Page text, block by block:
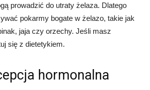
prowadzić do utraty żelaza. Dlatego
pokarmy bogate w żelazo, takie jak
jaja czy orzechy. Jeśli masz
się z dietetykiem.
hormonalna